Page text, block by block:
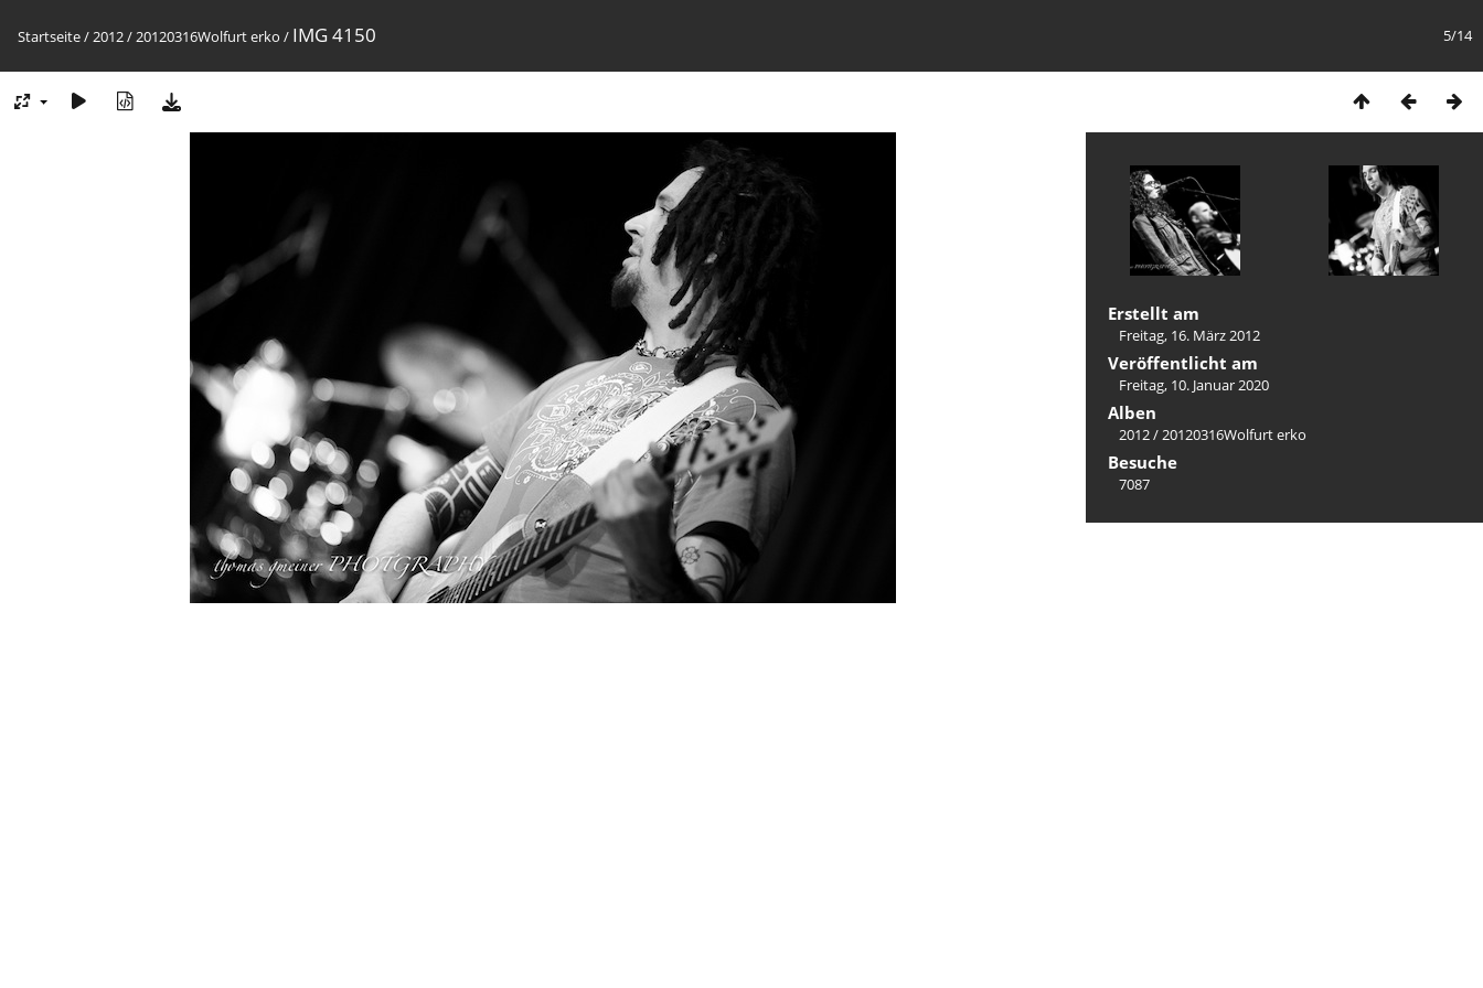
5/14
Startseite/2012/20120316Wolfurt erko / IMG 4150
Erstellt am
Freitag, 16. März 2012
Veröffentlicht am
Freitag, 10. Januar 2020
Alben
2012/20120316Wolfurt erko
Besuche
7087